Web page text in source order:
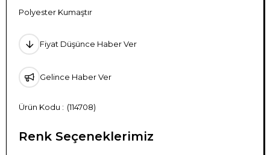
Polyester Kumaştır
Fiyat Düşünce Haber Ver
Gelince Haber Ver
(114708)
Renk Seçeneklerimiz
TÜKENDI TÜKENDI TÜKENDI